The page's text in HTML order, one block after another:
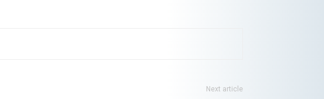
Next article